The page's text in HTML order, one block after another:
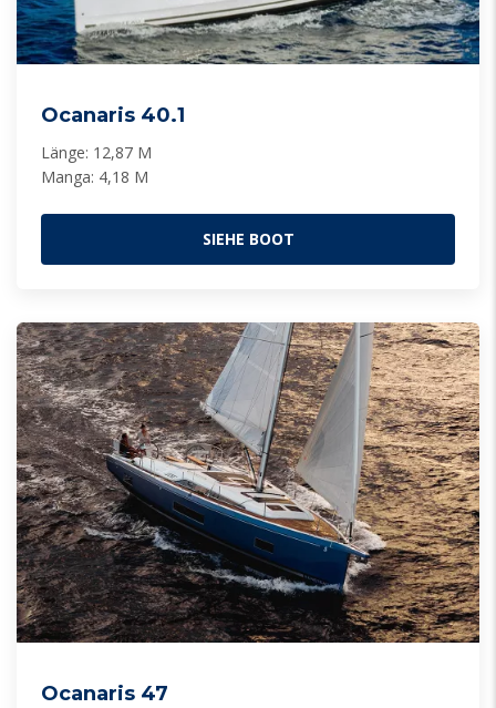
Ocanaris 40.1
Länge: 12,87 M
Manga: 4,18 M
SIEHE BOOT
Ocanaris 47